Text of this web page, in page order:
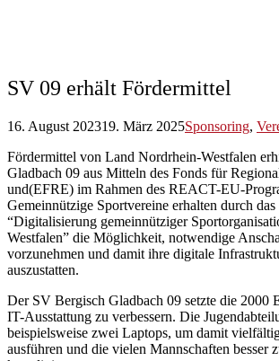
SV 09 erhält Fördermittel
16. August 202319. März 2025Sponsoring,
Fördermittel von Land Nordrhein-Westfalen
Gladbach 09 aus Mitteln des Fonds für
und(EFRE) im Rahmen des REACT-EU-
Gemeinnützige Sportvereine erhalten durch
“Digitalisierung gemeinnütziger
Westfalen” die Möglichkeit, notwendige
vorzunehmen und damit ihre digitale
auszustatten.
Der SV Bergisch Gladbach 09 setzte die 2000
IT-Ausstattung zu verbessern. Die
beispielsweise zwei Laptops, um damit
ausführen und die vielen Mannschaften besser